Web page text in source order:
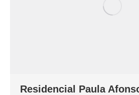
Residencial Paula